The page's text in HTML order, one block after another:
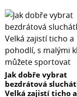
Jak dobře vybrat
bezdrátová
Velká zajistí ticho a